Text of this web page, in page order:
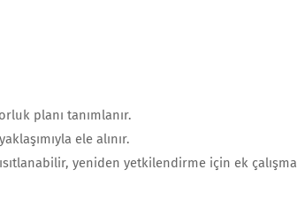
planı tanımlanır.
ele alınır.
yeniden yetkilendirme için ek çalışma